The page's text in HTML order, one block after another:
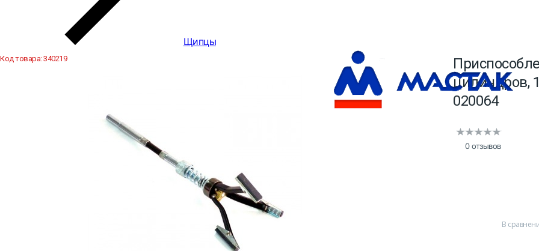
Щипцы
Код товара:340219
цилиндров,
020064
0 отзывов
В